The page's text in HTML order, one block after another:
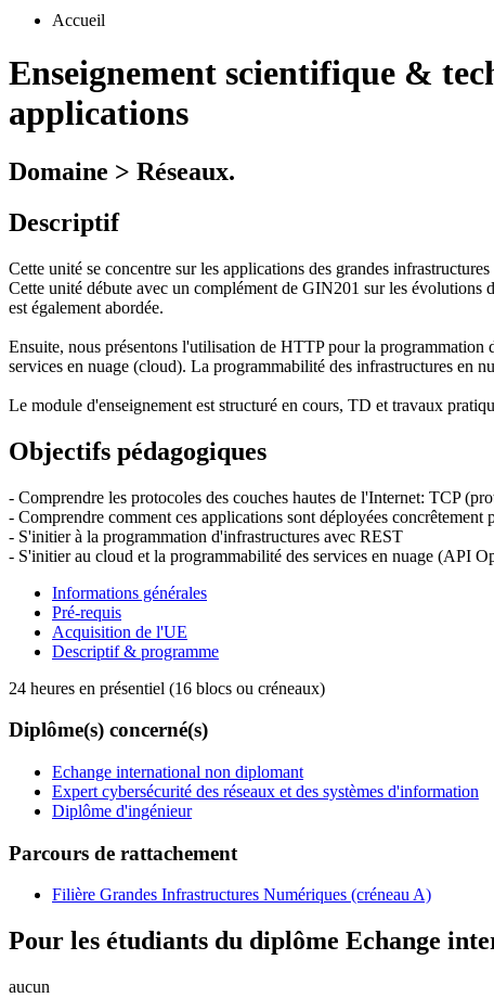
Accueil
Enseignement scientifique &
applications
Domaine > Réseaux.
Descriptif
Cette unité se concentre sur les applications des grandes
Cette unité débute avec un complément de GIN201 sur les
est également abordée.
Ensuite, nous présentons l'utilisation de HTTP pour la
services en nuage (cloud). La programmabilité des infrastructures en
Le module d'enseignement est structuré en cours, TD et travaux
Objectifs pédagogiques
- Comprendre les protocoles des couches hautes de l'Internet: TCP
- Comprendre comment ces applications sont déployées
- S'initier à la programmation d'infrastructures avec REST
- S'initier au cloud et la programmabilité des services en nuage (API
Informations générales
Pré-requis
Acquisition de l'UE
Descriptif & programme
24 heures en présentiel (16 blocs ou créneaux)
Diplôme(s) concerné(s)
Echange international non diplomant
Expert cybersécurité des réseaux et des systèmes d'information
Diplôme d'ingénieur
Parcours de rattachement
Filière Grandes Infrastructures Numériques (créneau A)
Pour les étudiants du diplôme Echange
aucun